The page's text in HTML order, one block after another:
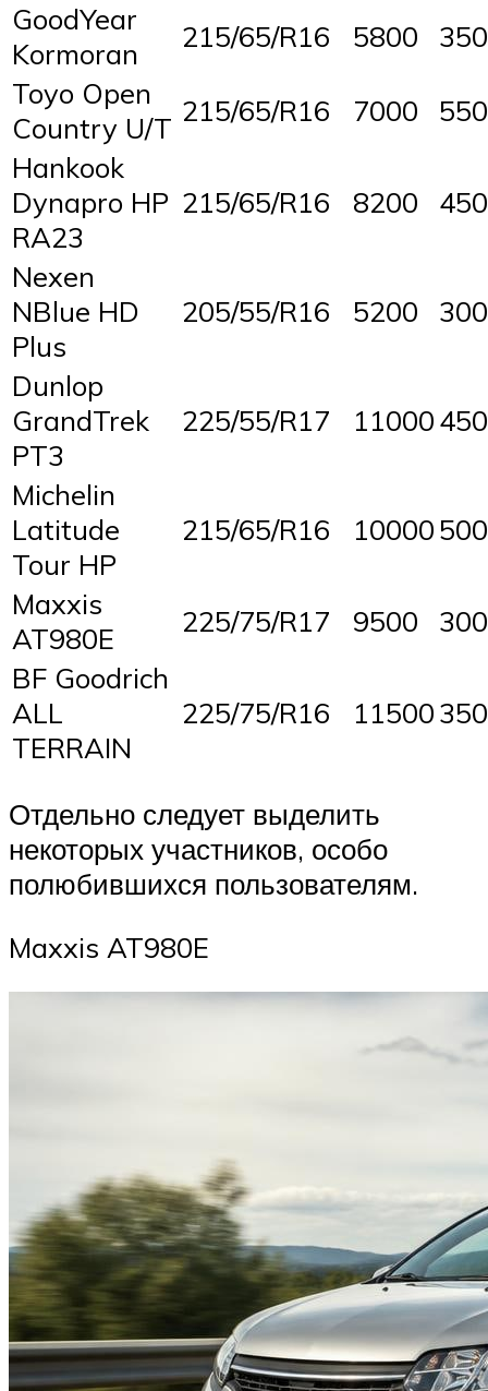
GoodYear
Kormoran
215/65/R16 5800
Toyo Open
Country U/T 215/65/R16 7000
Hankook
Dynapro HP
RA23
215/65/R16 8200
Nexen
NBlue HD
Plus
205/55/R16 5200
Dunlop
GrandTrek
PT3
225/55/R17 11000
Michelin
Latitude
Tour HP
215/65/R16 10000
Maxxis
AT980E
225/75/R17 9500
BF Goodrich
ALL
TERRAIN
225/75/R16 11500
Отдельно следует выделить
некоторых участников, особо
полюбившихся пользователям.
Maxxis AT980E